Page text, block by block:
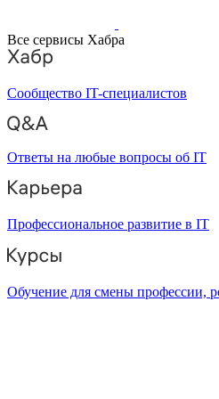
Все сервисы Хабра
Сообщество IT-специалистов
Ответы на любые вопросы об IT
Профессиональное развитие в IT
Обучение для смены профессии,